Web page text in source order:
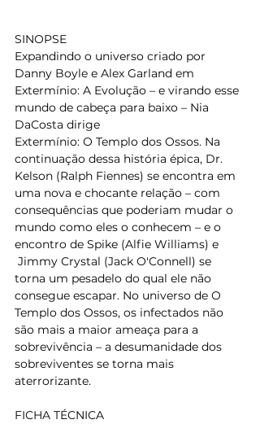
SINOPSE
Expandindo o universo criado por
Danny Boyle e Alex Garland em
Extermínio: A Evolução – e virando esse
mundo de cabeça para baixo – Nia
DaCosta dirige
Extermínio: O Templo dos Ossos. Na
continuação dessa história épica, Dr.
Kelson (Ralph Fiennes) se encontra em
uma nova e chocante relação – com
consequências que poderiam mudar o
mundo como eles o conhecem – e o
encontro de Spike (Alfie Williams) e
torna um pesadelo do qual ele não
consegue escapar. No universo de O
Templo dos Ossos, os infectados não
são mais a maior ameaça para a
sobrevivência – a desumanidade dos
sobreviventes se torna mais
aterrorizante.
FICHA TÉCNICA